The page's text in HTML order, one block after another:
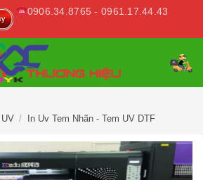
0906.34.8765 - 0961.17.44.43
UV / In Uv Tem Nhãn - Tem UV DTF